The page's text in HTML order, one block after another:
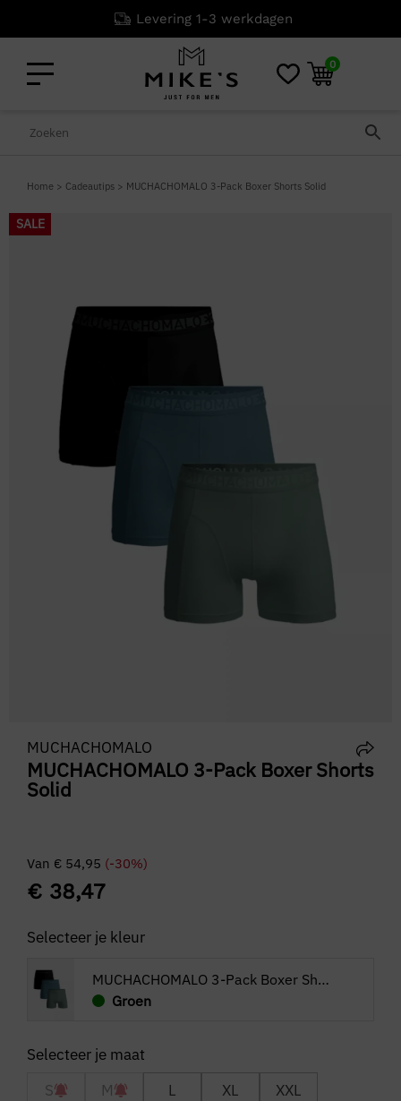
Levering 1-3 werkdagen
0
Home > Cadeautips > MUCHACHOMALO 3-Pack Boxer Shorts Solid
SALE
MUCHACHOMALO
MUCHACHOMALO 3-Pack Boxer Shorts
Solid
Van € 54,95 (-30%)
€ 38,47
Selecteer je kleur
MUCHACHOMALO 3-Pack Boxer Shorts Solid
Groen
S M L XL
XXL